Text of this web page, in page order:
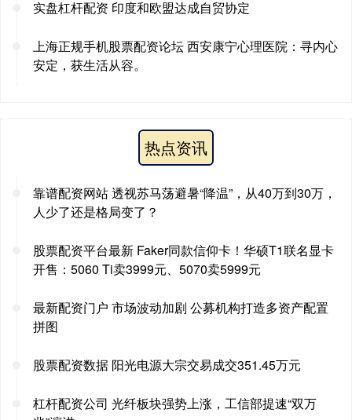
实盘杠杆配资 印度和欧盟达成自贸协定
上海正规手机股票配资论坛 西安康宁心理医院：寻内心
安定，获生活从容。
热点资讯
靠谱配资网站 透视苏马荡避暑“降温”，从40万到30万，
人少了还是格局变了？
股票配资平台最新 Faker同款信仰卡！华硕T1联名显卡
开售：5060 Ti卖3999元、5070卖5999元
最新配资门户 市场波动加剧 公募机构打造多资产配置
拼图
股票配资数据 阳光电源大宗交易成交351.45万元
杠杆配资公司 光纤板块强势上涨，工信部提速“双万